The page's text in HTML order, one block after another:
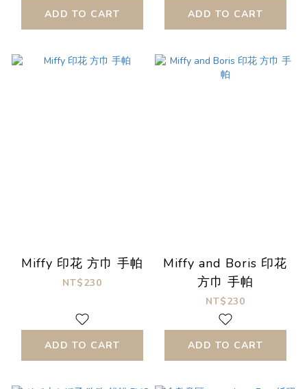
ADD TO CART ADD TO CART
Miffy 印花 方巾 手帕
NT$230
ADD TO CART
Miffy and Boris 印花
方巾 手帕
NT$230
ADD TO CART